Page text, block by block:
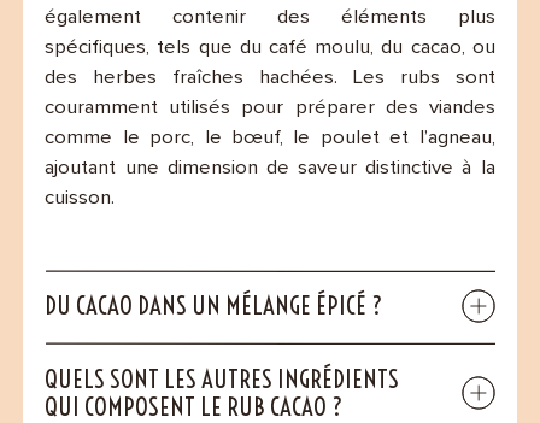
également contenir des éléments plus
spécifiques, tels que du café moulu, du cacao, ou
des herbes fraîches hachées. Les rubs sont
couramment utilisés pour préparer des viandes
comme le porc, le bœuf, le poulet et l’agneau,
ajoutant une dimension de saveur distinctive à la
cuisson.
DU CACAO DANS UN MÉLANGE ÉPICÉ ?
QUELS SONT LES AUTRES INGRÉDIENTS
QUI COMPOSENT LE RUB CACAO ?